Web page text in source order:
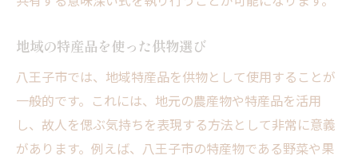
地域の特産品を使った供物選び
八王子市では、地域特産品を供物として使用することが
一般的です。これには、地元の農産物や特産品を活用
し、故人を偲ぶ気持ちを表現する方法として非常に意義
があります。例えば、八王子市の特産物である野菜や果